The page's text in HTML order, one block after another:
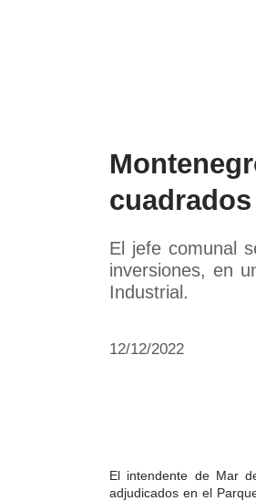
El jefe comunal
inversiones, en
Industrial.
12/12/2022
El intendente de Mar
adjudicados en el